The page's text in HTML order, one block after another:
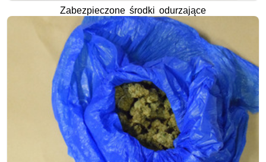
Zabezpieczone środki odurzające